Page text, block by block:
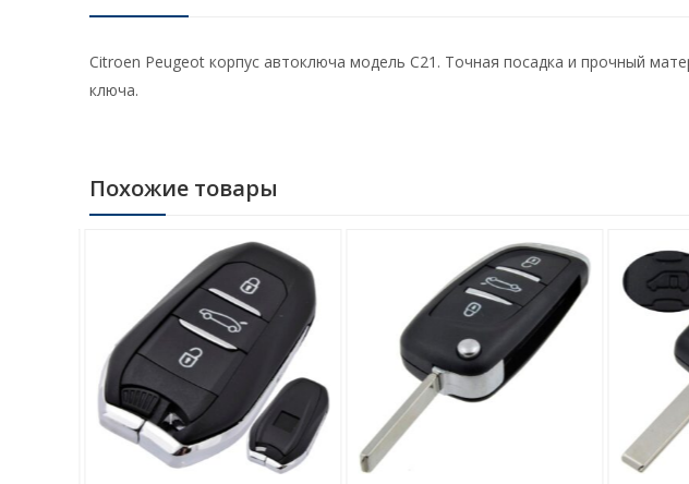
Citroen Peugeot корпус автоключа модель C21. Точная посадка и прочный
ключа.
Похожие товары